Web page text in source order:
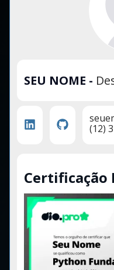
SEU NOME -
(12)
Certificação